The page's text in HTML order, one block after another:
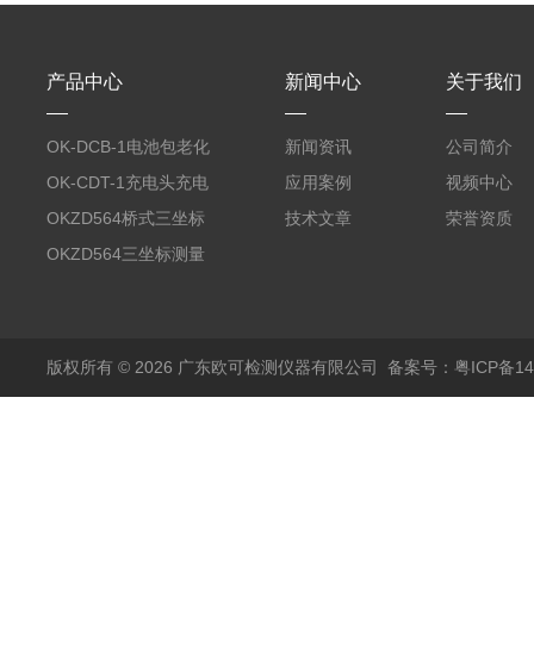
产品中心
OK-DCB-1电池包老化
测试系统
OK-CDT-1充电头充电
宝测试系统
OKZD564桥式三坐标
测量仪
OKZD564三坐标测量
新闻中心
新闻资讯
应用案例
技术文章
关于我们
公司简介
视频中心
荣誉资质
版权所有 © 2026 广东欧可检测仪器有限公司 备案号：粤ICP备